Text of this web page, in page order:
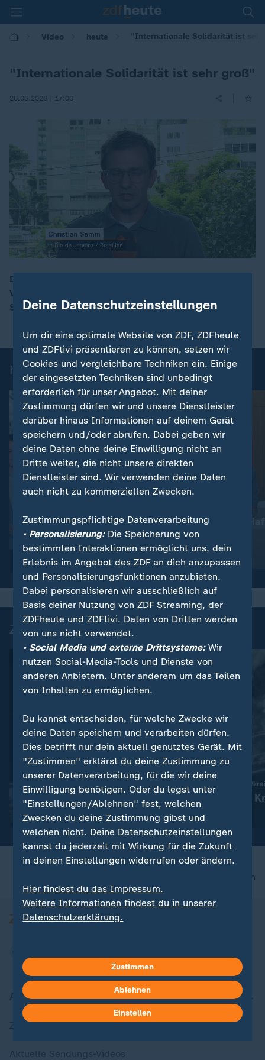
Video heute "Internationale Solidarität ist
"Internationale Solidarität ist sehr groß"
26.06.2026 | 17:00
00:17
Die Zahl der geborgenen Toten nach dem Erdbeben in
Venezuela steigt weiter. ZDF-Korrespondent Christian
Semm berichtet über die aktuelle Lage.
heute-Nachrichten: Einzelbeiträge
Wetter:
So wird das Wetter
Lebenslange
Anschlag
Video
Zuletzt auf ZDFheute veröffentlicht
Interview
Drohnen-Vorfall am Flughafen:
Experte: Diese Gründe
sprechen gegen eine "False
Flag"-Aktion
mit Video 5:39
Liveblog
Russland greift die
Aktuelles zum
Ukraine
nach oben
Aktuell bei ZDFheute
Zuletzt veröffentlicht
Deine Datenschutzeinstellungen
Um dir eine optimale Website von ZDF, ZDFheute
und ZDFtivi präsentieren zu können, setzen wir
Cookies und vergleichbare Techniken ein. Einige
der eingesetzten Techniken sind unbedingt
erforderlich für unser Angebot. Mit deiner
Zustimmung dürfen wir und unsere Dienstleister
darüber hinaus Informationen auf deinem Gerät
speichern und/oder abrufen. Dabei geben wir
deine Daten ohne deine Einwilligung nicht an
Dritte weiter, die nicht unsere direkten
Dienstleister sind. Wir verwenden deine Daten
auch nicht zu kommerziellen Zwecken.
Zustimmungspflichtige Datenverarbeitung
• Personalisierung:Die Speicherung von
bestimmten Interaktionen ermöglicht uns, dein
Erlebnis im Angebot des ZDF an dich anzupassen
und Personalisierungsfunktionen anzubieten.
Dabei personalisieren wir ausschließlich auf
Basis deiner Nutzung von ZDF Streaming, der
ZDFheute und ZDFtivi. Daten von Dritten werden
von uns nicht verwendet.
• Social Media und externe Drittsysteme:Wir
nutzen Social-Media-Tools und Dienste von
anderen Anbietern. Unter anderem um das Teilen
von Inhalten zu ermöglichen.
Du kannst entscheiden, für welche Zwecke wir
deine Daten speichern und verarbeiten dürfen.
Dies betrifft nur dein aktuell genutztes Gerät. Mit
"Zustimmen" erklärst du deine Zustimmung zu
unserer Datenverarbeitung, für die wir deine
Einwilligung benötigen. Oder du legst unter
"Einstellungen/Ablehnen" fest, welchen
Zwecken du deine Zustimmung gibst und
welchen nicht. Deine Datenschutzeinstellungen
kannst du jederzeit mit Wirkung für die Zukunft
in deinen Einstellungen widerrufen oder ändern.
Hier findest du das Impressum.
Weitere Informationen findest du in unserer
Datenschutzerklärung.
Zustimmen
Ablehnen
Einstellen